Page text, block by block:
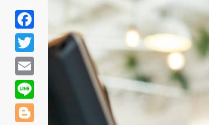
F
a
c
e
b
T
w
i
t
E
m
a
L